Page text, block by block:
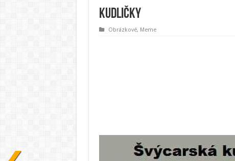
Kudličky
Obrázkové, Meme